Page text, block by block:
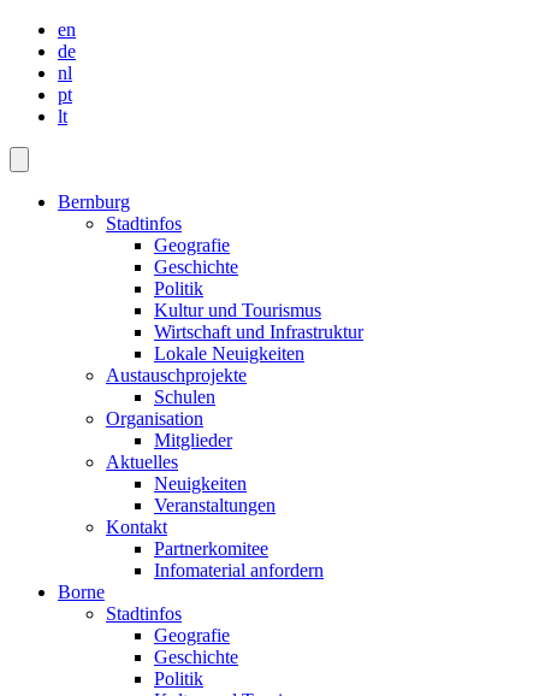
en
de
nl
pt
lt
Bernburg
Stadtinfos
Geografie
Geschichte
Politik
Kultur und Tourismus
Wirtschaft und Infrastruktur
Lokale Neuigkeiten
Austauschprojekte
Schulen
Organisation
Mitglieder
Aktuelles
Neuigkeiten
Veranstaltungen
Kontakt
Partnerkomitee
Infomaterial anfordern
Borne
Stadtinfos
Geografie
Geschichte
Politik